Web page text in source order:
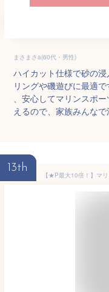
まさまさa(60代・男性)
ハイカット仕様で砂の
リングや磯遊びに最適
、安心してマリンスポ
えるので、家族みんなで
13th